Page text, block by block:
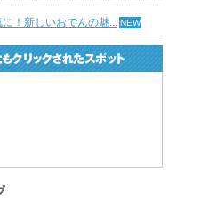
！新しいおでんの魅...